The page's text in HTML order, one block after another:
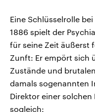
Eine Schlüsselrolle
1886 spielt der
für seine Zeit äußerst
Zunft: Er empört sich
Zustände und
damals sogenannten
Direktor einer
sogleich: